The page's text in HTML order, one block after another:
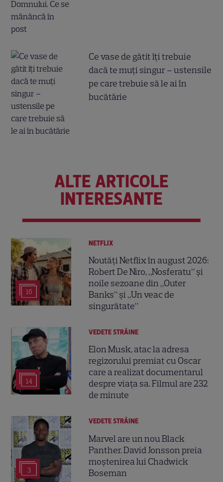
Ce vase de gătit îți trebuie
dacă te muți singur – ustensile
pe care trebuie să le ai în
bucătărie
ALTE ARTICOLE
INTERESANTE
16
NETFLIX
Noutăți Netflix în august 2026:
Robert De Niro, „Nosferatu” și
noile sezoane din „Outer
Banks” și „Un veac de
singurătate”
14
VEDETE STRĂINE
Elon Musk, atac la adresa
regizorului premiat cu Oscar
care a realizat documentarul
despre viața sa. Filmul are 232
de minute
3
VEDETE STRĂINE
Marvel are un nou Black
Panther. David Jonsson preia
moștenirea lui Chadwick
Boseman